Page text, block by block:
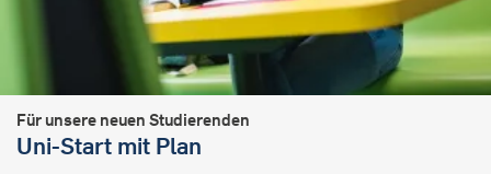
Für unsere neuen Studierenden
Uni-Start mit Plan